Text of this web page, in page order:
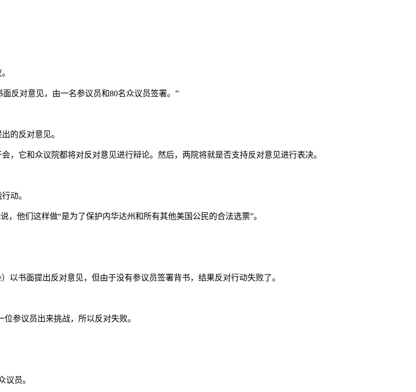
反对意见，由一名参议员和80名众议员签署。”
的反对意见。
，它和众议院都将对反对意见进行辩论。然后，两院将就是否支持反对意见进行表决。
动。
，他们这样做“是为了保护内华达州和所有其他美国公民的合法选票”。
以书面提出反对意见，但由于没有参议员签署背书，结果反对行动失败了。
参议员出来挑战，所以反对失败。
议员。